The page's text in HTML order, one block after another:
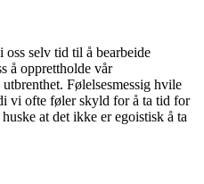
selv tid til å bearbeide
å opprettholde vår
Følelsesmessig hvile
vi ofte føler skyld for å ta tid for
at det ikke er egoistisk å ta